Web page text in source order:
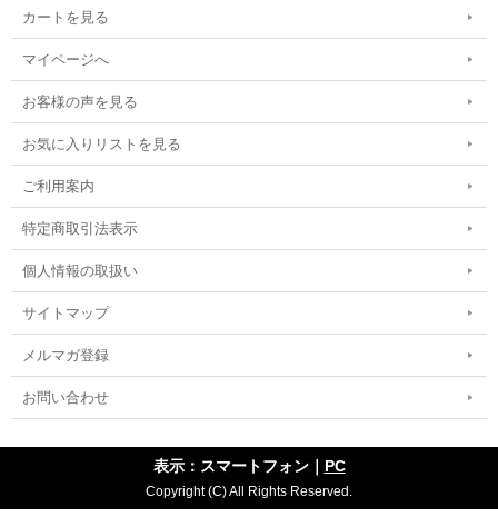
カートを見る
マイページへ
お客様の声を見る
お気に入りリストを見る
ご利用案内
特定商取引法表示
個人情報の取扱い
サイトマップ
メルマガ登録
お問い合わせ
表示：スマートフォン｜ PC
Copyright (C) All Rights Reserved.